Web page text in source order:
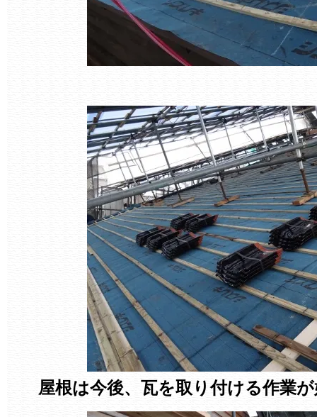
屋根は今後、瓦を取り付ける作業